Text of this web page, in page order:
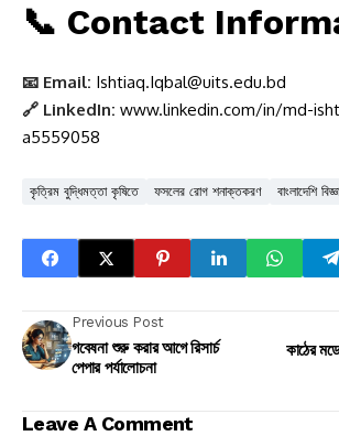
📞 Contact
📧 Email: Ishtiaq.Iqbal@uits.edu.bd
🔗 LinkedIn: www.linkedin.com/in/md-
a5559058
কৃত্রিম বুদ্ধিমত্তা কৃষিতে ফসলের রোগ শনাক্তকরণ বাংলাদেশি
Previous Post
গবেষনা শুরু করার আগে রিসার্চ
পেপার পর্যালোচনা
কাঠের
Leave A Comment